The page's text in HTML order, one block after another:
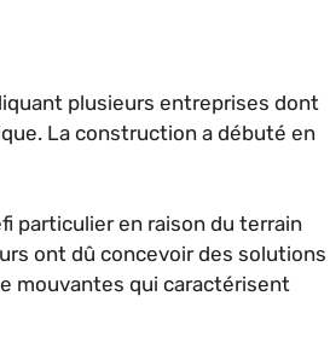
plusieurs entreprises dont
La construction a débuté en
particulier en raison du terrain
ont dû concevoir des solutions
mouvantes qui caractérisent